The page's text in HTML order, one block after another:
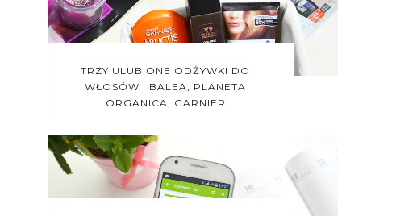
TRZY ULUBIONE ODŻYWKI DO
WŁOSÓW | BALEA, PLANETA
ORGANICA, GARNIER